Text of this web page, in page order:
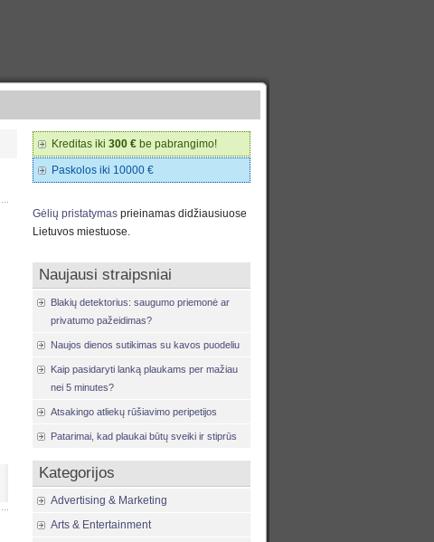
Kreditas iki 300 € be pabrangimo!
Paskolos iki 10000 €
Gėlių pristatymas prieinamas didžiausiuose
Lietuvos miestuose.
Naujausi straipsniai
Blakių detektorius: saugumo priemonė ar
privatumo pažeidimas?
Naujos dienos sutikimas su kavos puodeliu
Kaip pasidaryti lanką plaukams per mažiau
nei 5 minutes?
Atsakingo atliekų rūšiavimo peripetijos
Patarimai, kad plaukai būtų sveiki ir stiprūs
Kategorijos
Advertising & Marketing
Arts & Entertainment